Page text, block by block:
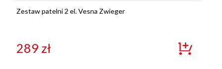
Zestaw patelni 2 el. Vesna Zwieger
289 zł